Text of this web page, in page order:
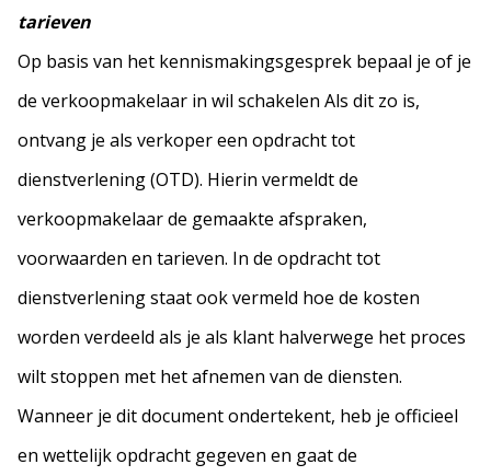
tarieven
Op basis van het kennismakingsgesprek bepaal je of je
de verkoopmakelaar in wil schakelen Als dit zo is,
ontvang je als verkoper een opdracht tot
dienstverlening (OTD). Hierin vermeldt de
verkoopmakelaar de gemaakte afspraken,
voorwaarden en tarieven. In de opdracht tot
dienstverlening staat ook vermeld hoe de kosten
worden verdeeld als je als klant halverwege het proces
wilt stoppen met het afnemen van de diensten.
Wanneer je dit document ondertekent, heb je officieel
en wettelijk opdracht gegeven en gaat de